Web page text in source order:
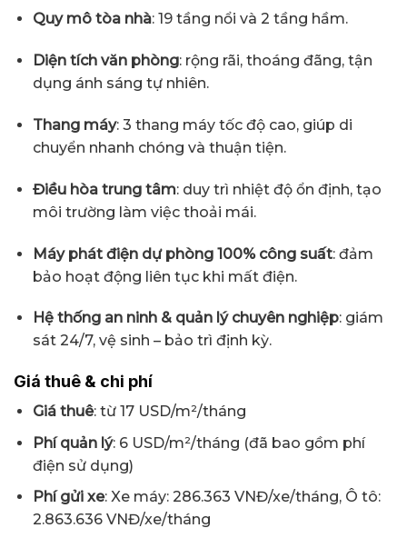
Quy mô tòa nhà: 19 tầng nổi và 2 tầng hầm.
Diện tích văn phòng: rộng rãi, thoáng đãng, tận
dụng ánh sáng tự nhiên.
Thang máy: 3 thang máy tốc độ cao, giúp di
chuyển nhanh chóng và thuận tiện.
Điều hòa trung tâm: duy trì nhiệt độ ổn định, tạo
môi trường làm việc thoải mái.
Máy phát điện dự phòng 100% công suất: đảm
bảo hoạt động liên tục khi mất điện.
Hệ thống an ninh & quản lý chuyên nghiệp: giám
sát 24/7, vệ sinh – bảo trì định kỳ.
Giá thuê & chi phí
Giá thuê: từ 17 USD/m²/tháng
Phí quản lý: 6 USD/m²/tháng (đã bao gồm phí
điện sử dụng)
Phí gửi xe: Xe máy: 286.363 VNĐ/xe/tháng, Ô tô:
2.863.636 VNĐ/xe/tháng